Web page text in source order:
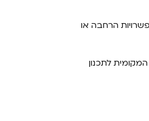
הרחבה או
לתכנון